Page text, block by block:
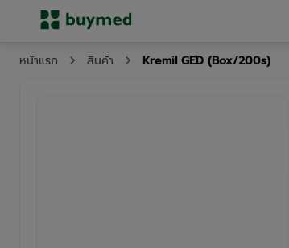
หน้าแรก สินค้า Kremil GED (Box/200s)